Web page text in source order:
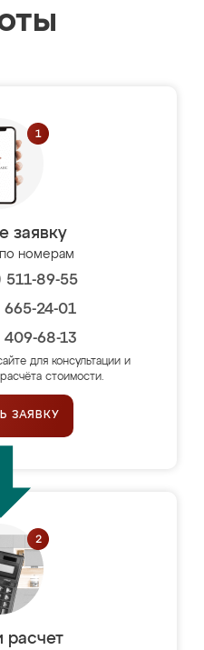
заявку
по номерам
89-55
24-01
68-13
для консультации и
стоимости.
ЗАЯВКУ
расчет